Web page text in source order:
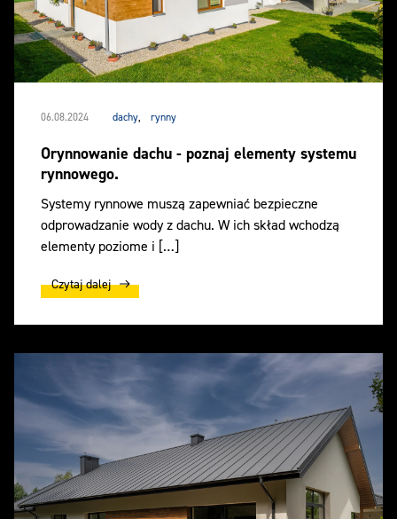
06.08.2024 dachy, rynny
Orynnowanie dachu - poznaj elementy systemu
rynnowego.
Systemy rynnowe muszą zapewniać bezpieczne
odprowadzanie wody z dachu. W ich skład wchodzą
elementy poziome i […]
Czytaj dalej